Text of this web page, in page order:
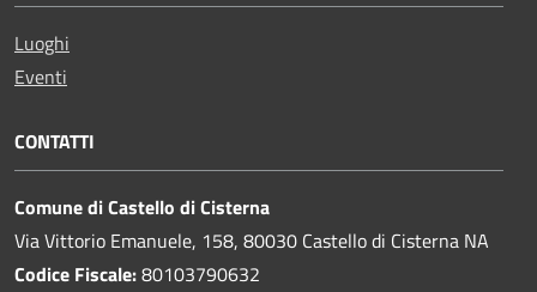
Luoghi
Eventi
CONTATTI
Comune di Castello di Cisterna
Via Vittorio Emanuele, 158, 80030 Castello di Cisterna NA
Codice Fiscale:80103790632